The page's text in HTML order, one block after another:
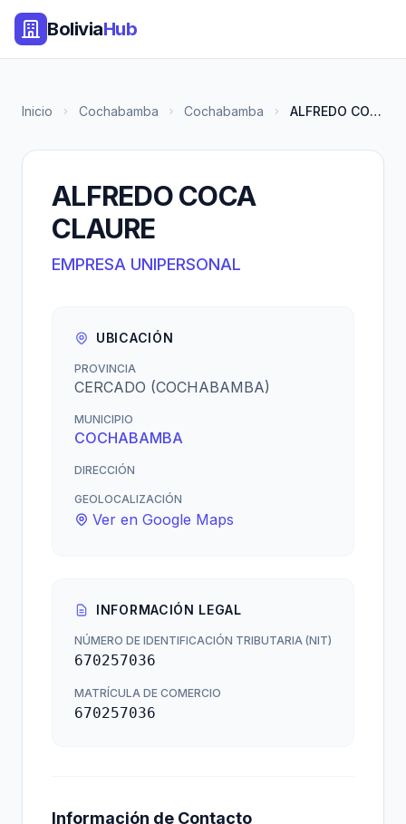
BoliviaHub
Inicio Cochabamba Cochabamba ALFREDO COCA CLAURE
ALFREDO COCA
CLAURE
EMPRESA UNIPERSONAL
UBICACIÓN
PROVINCIA
CERCADO (COCHABAMBA)
MUNICIPIO
COCHABAMBA
DIRECCIÓN
GEOLOCALIZACIÓN
Ver en Google Maps
INFORMACIÓN LEGAL
NÚMERO DE IDENTIFICACIÓN TRIBUTARIA (NIT)
670257036
MATRÍCULA DE COMERCIO
670257036
Información de Contacto